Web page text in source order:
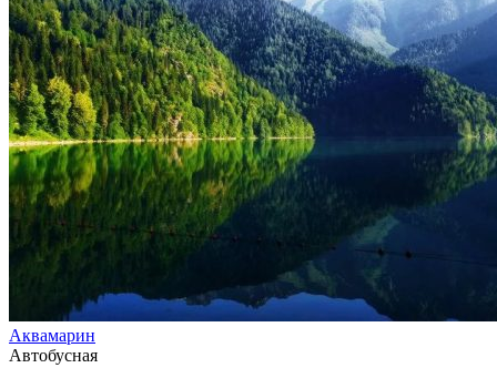
Аквамарин
Автобусная